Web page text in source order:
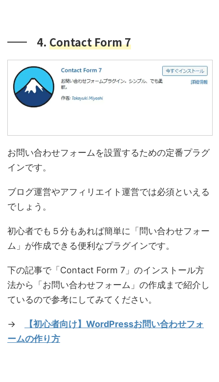
4. Contact Form 7
お問い合わせフォームを設置するための定番プラグ
インです。
ブログ運営やアフィリエイト運営では必須といえる
でしょう。
初心者でも５分もあれば簡単に「問い合わせフォー
ム」が作成できる便利なプラグインです。
下の記事で「Contact Form 7」のインストール方
法から「お問い合わせフォーム」の作成まで紹介し
ているので参考にしてみてください。
→
【初心者向け】WordPressお問い合わせフォ
ームの作り方